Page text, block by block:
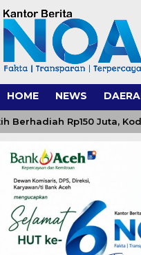
HOME NEWS
Rp150 Juta, Kodim